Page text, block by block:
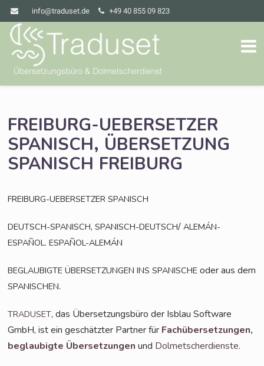
info@traduset.de +49 40 855 09 823
FREIBURG-UEBERSETZER
SPANISCH, ÜBERSETZUNG
SPANISCH FREIBURG
FREIBURG-UEBERSETZER SPANISCH
DEUTSCH-SPANISCH,SPANISCH-DEUTSCH/ALEMÁN-
ESPAÑOL.ESPAÑOL-ALEMÁN
BEGLAUBIGTE ÜBERSETZUNGEN INS SPANISCHE oder aus dem
SPANISCHEN.
TRADUSET, das Über­set­zungs­bü­ro der Isblau Soft­ware
GmbH, ist ein geschätz­ter Part­ner für Fach­über­set­zun­gen,
beglau­big­te Über­set­zun­gen und Dol­met­scher­diens­te.